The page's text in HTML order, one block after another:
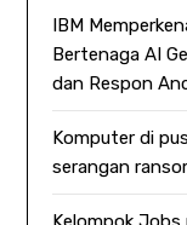
IBM
Bertenaga AI
dan Respon
Komputer di
serangan